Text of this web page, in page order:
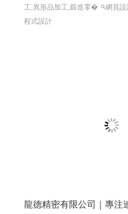
工,異形品加工,鍛造零�
網頁
程式設計
龍德精密有限公司｜專注